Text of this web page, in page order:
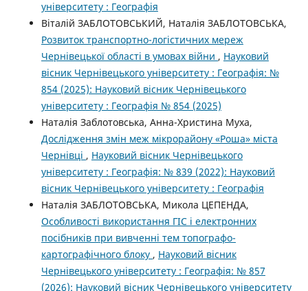
університету : Географія
Віталій ЗАБЛОТОВСЬКИЙ, Наталія ЗАБЛОТОВСЬКА,
Розвиток транспортно-логістичних мереж
Чернівецької області в умовах війни , Науковий
вісник Чернівецького університету : Географія: №
854 (2025): Науковий вісник Чернівецького
університету : Географія № 854 (2025)
Наталія Заблотовська, Анна-Христина Муха,
Дослідження змін меж мікрорайону «Роша» міста
Чернівці , Науковий вісник Чернівецького
університету : Географія: № 839 (2022): Науковий
вісник Чернівецького університету : Географія
Наталія ЗАБЛОТОВСЬКА, Микола ЦЕПЕНДА,
Особливості використання ГІС і електронних
посібників при вивченні тем топографо-
картографічного блоку , Науковий вісник
Чернівецького університету : Географія: № 857
(2026): Науковий вісник Чернівецького університету